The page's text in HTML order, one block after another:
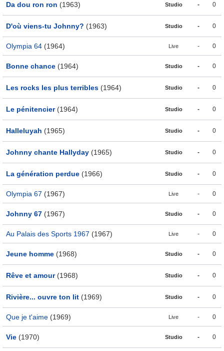
Da dou ron ron (1963) Studio - 0
D'où viens-tu Johnny? (1963) Studio - 0
Olympia 64 (1964) Live - 0
Bonne chance (1964) Studio - 0
Les rocks les plus terribles (1964) Studio - 0
Le pénitencier(1964) Studio - 0
Halleluyah (1965) Studio - 0
Johnny chante Hallyday (1965) Studio - 0
La génération perdue (1966) Studio - 0
Olympia 67 (1967) Live - 0
Johnny 67 (1967) Studio - 0
Au Palais des Sports 1967 (1967) Live - 0
Jeune homme (1968) Studio - 0
Rêve et amour(1968) Studio - 0
Rivière... ouvre ton lit (1969) Studio - 0
Que je t'aime (1969) Live - 0
Vie (1970) Studio - 0